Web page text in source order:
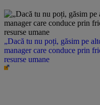
„Dacă tu nu poți, găsim pe
manager care conduce prin
resurse umane